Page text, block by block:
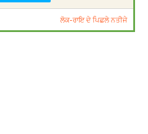
ਲੋਕ-ਰਾਇ ਦੇ ਪਿਛਲੇ ਨਤੀਜੇ